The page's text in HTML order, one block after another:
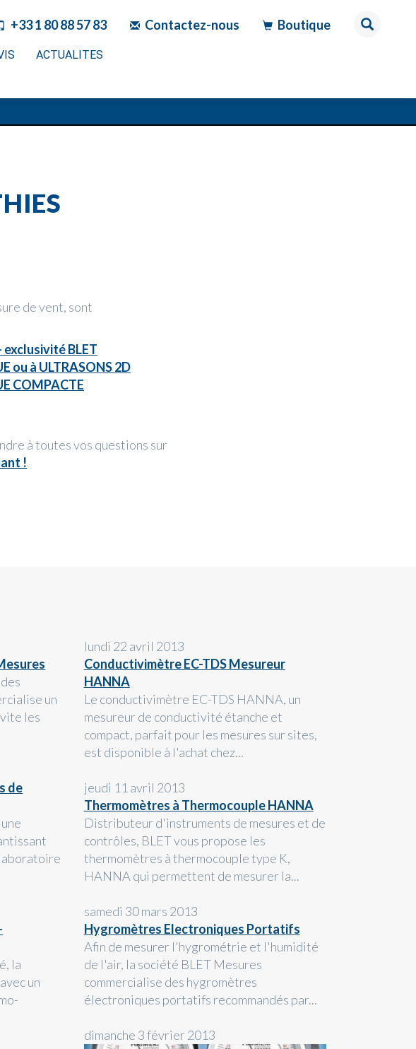
+33 1 80 88 57 83 Contactez-nous Boutique
ACTUALITES
de vent, sont
exclusivité BLET
ou à ULTRASONS 2D
COMPACTE
à toutes vos questions sur
!
un
les
de
la
un
lundi 22 avril 2013
Conductivimètre EC-TDS Mesureur
HANNA
Le conductivimètre EC-TDS HANNA, un
mesureur de conductivité étanche et
compact, parfait pour les mesures sur sites,
est disponible à l'achat chez...
jeudi 11 avril 2013
Thermomètres à Thermocouple HANNA
Distributeur d'instruments de mesures et de
contrôles, BLET vous propose les
thermomètres à thermocouple type K,
HANNA qui permettent de mesurer la...
samedi 30 mars 2013
Hygromètres Electroniques Portatifs
Afin de mesurer l'hygrométrie et l'humidité
de l'air, la société BLET Mesures
commercialise des hygromètres
électroniques portatifs recommandés par...
dimanche 3 février 2013